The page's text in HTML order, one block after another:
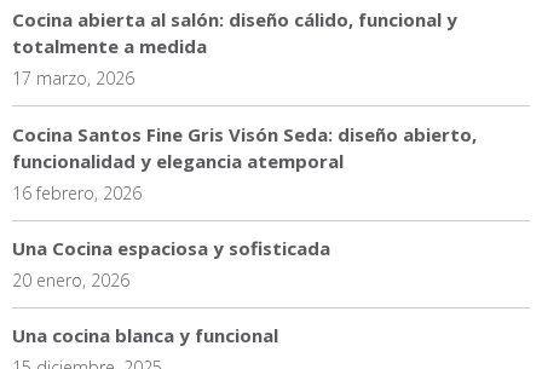
Cocina abierta al salón: diseño cálido, funcional y
totalmente a medida
17 marzo, 2026
Cocina Santos Fine Gris Visón Seda: diseño abierto,
funcionalidad y elegancia atemporal
16 febrero, 2026
Una Cocina espaciosa y sofisticada
20 enero, 2026
Una cocina blanca y funcional